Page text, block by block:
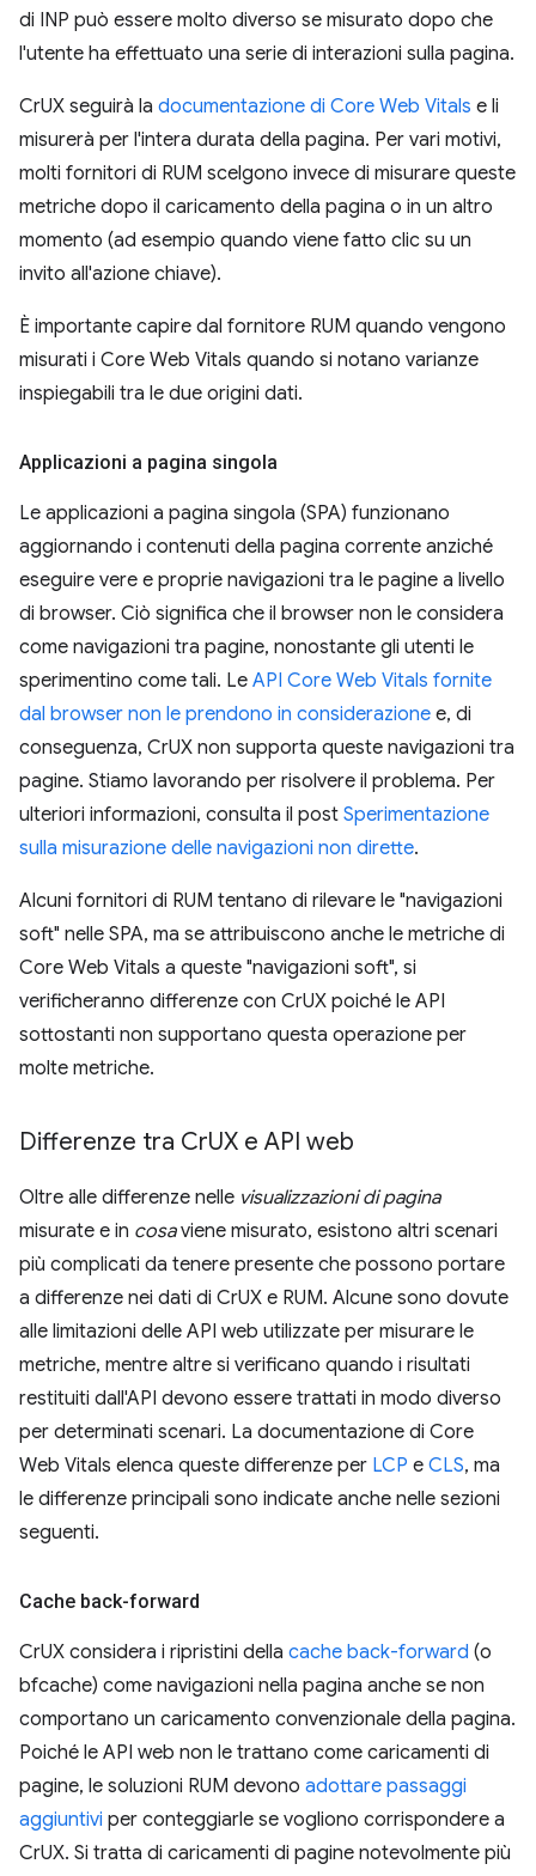
di INP può essere molto diverso se misurato dopo che
l'utente ha effettuato una serie di interazioni sulla pagina.
CrUX seguirà la documentazione di Core Web Vitals e li
misurerà per l'intera durata della pagina. Per vari motivi,
molti fornitori di RUM scelgono invece di misurare queste
metriche dopo il caricamento della pagina o in un altro
momento (ad esempio quando viene fatto clic su un
invito all'azione chiave).
È importante capire dal fornitore RUM quando vengono
misurati i Core Web Vitals quando si notano varianze
inspiegabili tra le due origini dati.
Applicazioni a pagina singola
Le applicazioni a pagina singola (SPA) funzionano
aggiornando i contenuti della pagina corrente anziché
eseguire vere e proprie navigazioni tra le pagine a livello
di browser. Ciò significa che il browser non le considera
come navigazioni tra pagine, nonostante gli utenti le
sperimentino come tali. Le API Core Web Vitals fornite
dal browser non le prendono in considerazione e, di
conseguenza, CrUX non supporta queste navigazioni tra
pagine. Stiamo lavorando per risolvere il problema. Per
ulteriori informazioni, consulta il post Sperimentazione
sulla misurazione delle navigazioni non dirette.
Alcuni fornitori di RUM tentano di rilevare le "navigazioni
soft" nelle SPA, ma se attribuiscono anche le metriche di
Core Web Vitals a queste "navigazioni soft", si
verificheranno differenze con CrUX poiché le API
sottostanti non supportano questa operazione per
molte metriche.
Differenze tra CrUX e API web
Oltre alle differenze nelle visualizzazioni di pagina
misurate e in cosaviene misurato, esistono altri scenari
più complicati da tenere presente che possono portare
a differenze nei dati di CrUX e RUM. Alcune sono dovute
alle limitazioni delle API web utilizzate per misurare le
metriche, mentre altre si verificano quando i risultati
restituiti dall'API devono essere trattati in modo diverso
per determinati scenari. La documentazione di Core
Web Vitals elenca queste differenze per LCP e CLS, ma
le differenze principali sono indicate anche nelle sezioni
seguenti.
Cache back-forward
CrUX considera i ripristini della cache back-forward (o
bfcache) come navigazioni nella pagina anche se non
comportano un caricamento convenzionale della pagina.
Poiché le API web non le trattano come caricamenti di
pagine, le soluzioni RUM devono adottare passaggi
aggiuntivi per conteggiarle se vogliono corrispondere a
CrUX. Si tratta di caricamenti di pagine notevolmente più